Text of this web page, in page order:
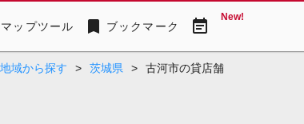
マップツール bookmark ブックマーク event_note New!
地域から探す > 茨城県 > 古河市の貸店舗